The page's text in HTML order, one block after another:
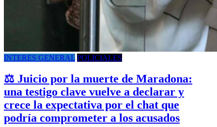
INTERES GENERAL POLICIALES
⚖️ Juicio por la muerte de Maradona:
una testigo clave vuelve a declarar y
crece la expectativa por el chat que
podría comprometer a los acusados